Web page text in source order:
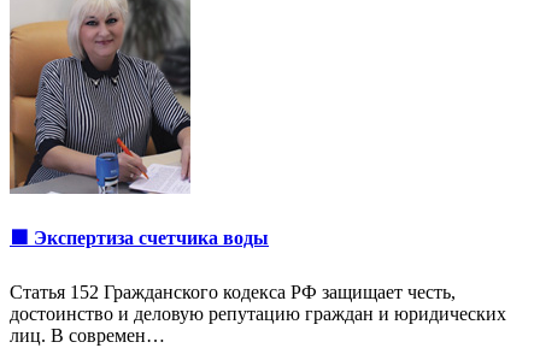
🟩 Экспертиза счетчика воды
Статья 152 Гражданского кодекса РФ защищает честь,
достоинство и деловую репутацию граждан и юридических
лиц. В современ…